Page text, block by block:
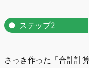
ステップ2
さっき作った「合計計